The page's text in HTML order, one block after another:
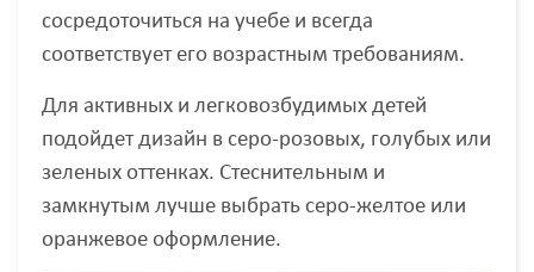
сосредоточиться на учебе и всегда
соответствует его возрастным требованиям.
Для активных и легковозбудимых детей
подойдет дизайн в серо-розовых, голубых или
зеленых оттенках. Стеснительным и
замкнутым лучше выбрать серо-желтое или
оранжевое оформление.